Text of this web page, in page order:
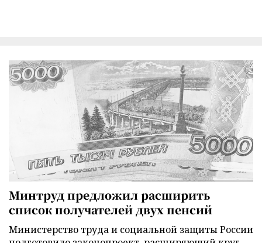
Минтруд предложил расширить
список получателей двух пенсий
Министерство труда и социальной защиты России